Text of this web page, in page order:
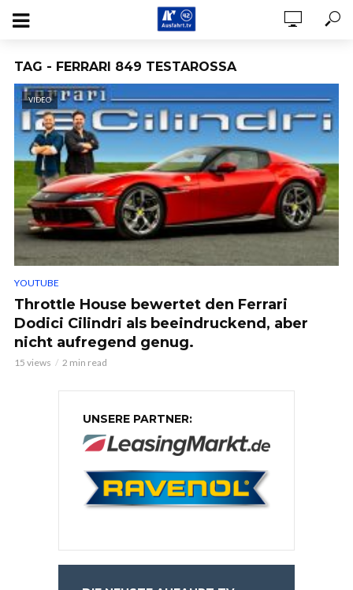
TAG - FERRARI 849 TESTAROSSA
VIDEO
YOUTUBE
Throttle House bewertet den Ferrari
Dodici Cilindri als beeindruckend, aber
nicht aufregend genug.
15 views 2 min read
UNSERE PARTNER: